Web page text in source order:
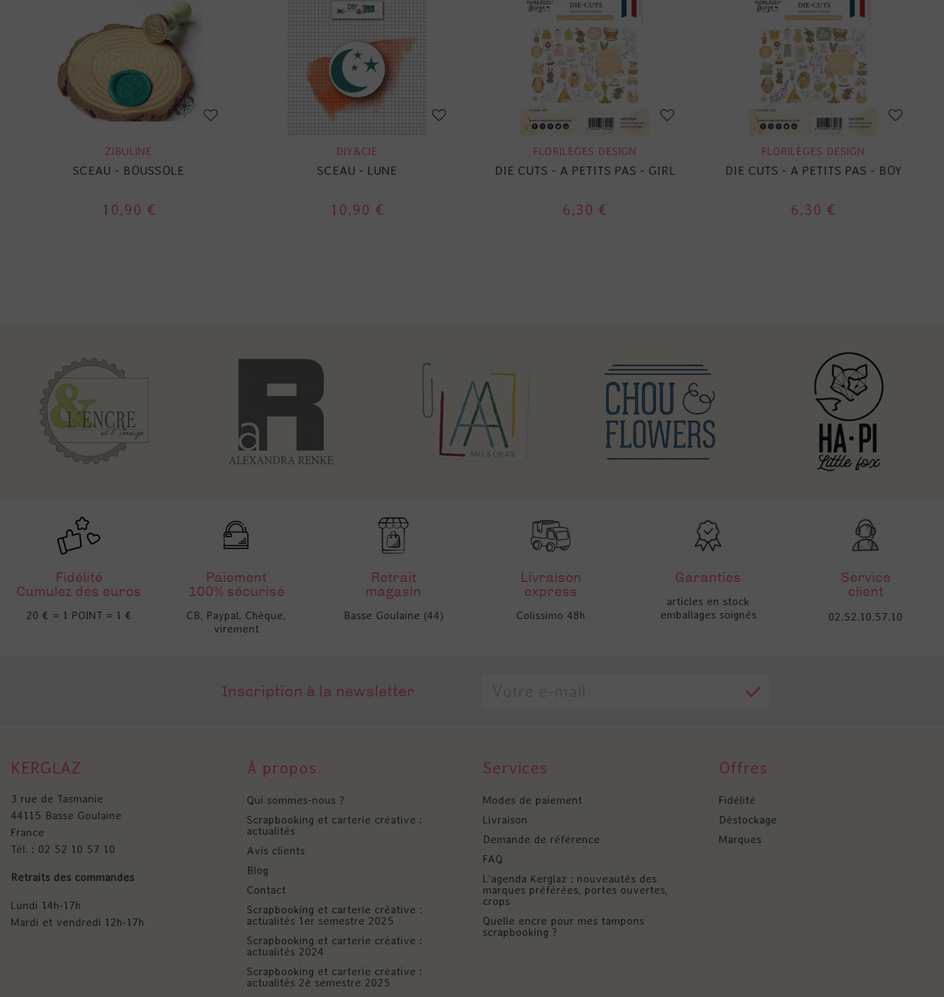
ZIBULINE
SCEAU - BOUSSOLE
10,90 €
DIY&CIE
SCEAU - LUNE
10,90 €
FLORILÈGES DESIGN
DIE CUTS - A PETITS PAS - GIRL
6,30 €
FLORILÈGES DESIGN
DIE CUTS - A PETITS PAS - BOY
6,30 €
Fidélité
Cumulez des euros
20 € = 1 POINT = 1 €
Paiement
100% sécurisé
CB, Paypal, Chèque,
virement
Retrait
magasin
Basse Goulaine (44)
Livraison
express
Colissimo 48h
Garanties
articles en stock
emballages soignés
Service
client
02.52.10.57.10
Inscription à la newsletter
KERGLAZ
3 rue de Tasmanie
44115 Basse Goulaine
France
Tél. : 02 52 10 57 10
Retraits des commandes
Lundi 14h-17h
Mardi et vendredi 12h-17h
À propos
Qui sommes-nous ?
Scrapbooking et carterie créative :
actualités
Avis clients
Blog
Contact
Scrapbooking et carterie créative :
actualités 1er semestre 2025
Scrapbooking et carterie créative :
actualités 2024
Scrapbooking et carterie créative :
actualités 2è semestre 2025
Services
Modes de paiement
Livraison
Demande de référence
FAQ
L'agenda Kerglaz : nouveautés des
marques préférées, portes ouvertes,
crops
Quelle encre pour mes tampons
scrapbooking ?
Offres
Fidélité
Déstockage
Marques